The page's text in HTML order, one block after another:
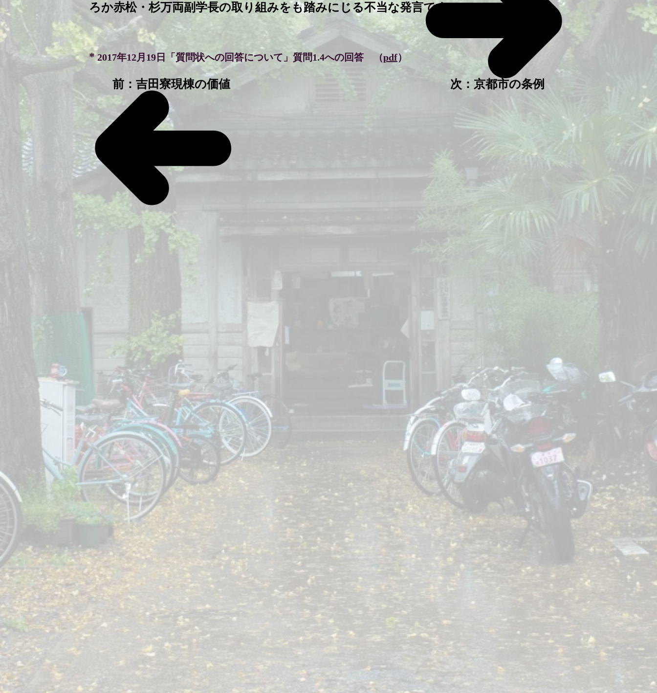
ろか赤松・杉万両副学長の取り組みをも踏みにじる不当な発言です。
​次：京都市の条例
前：吉田寮現棟の価値
*2017年12月19日「質問状への回答について」質問1.4への回答 （pdf）